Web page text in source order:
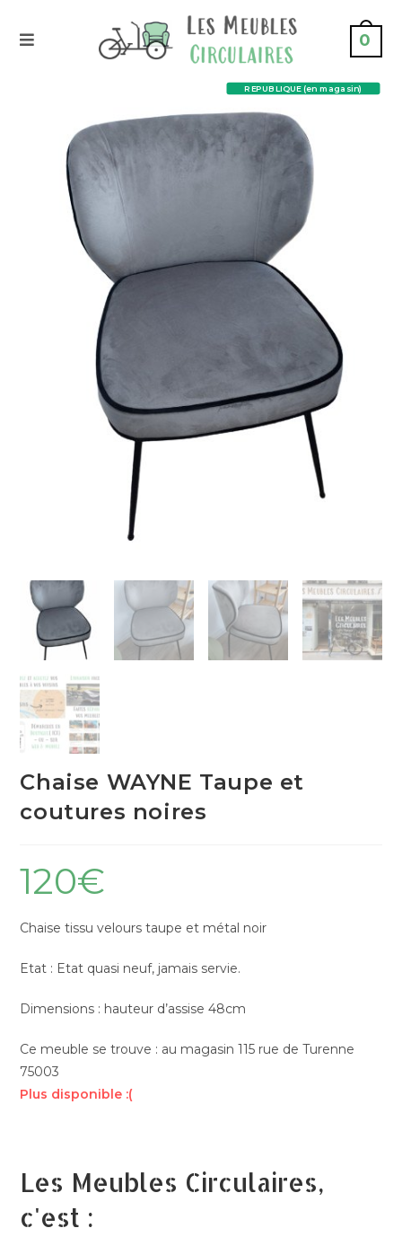
0
REPUBLIQUE (en magasin)
Chaise WAYNE Taupe et
coutures noires
120€
Chaise tissu velours taupe et métal noir
Etat : Etat quasi neuf, jamais servie.
Dimensions : hauteur d’assise 48cm
Ce meuble se trouve : au magasin 115 rue de Turenne
75003
Plus disponible :(
Les Meubles Circulaires,
c'est :